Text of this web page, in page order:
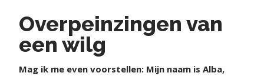
Overpeinzingen van
een wilg
Mag ik me even voorstellen: Mijn naam is Alba,